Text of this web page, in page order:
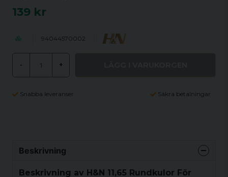
139 kr
94044570002
- +
Snabba leveranser Säkra betalningar
Beskrivning
Beskrivning av H&N 11,65 Rundkulor För